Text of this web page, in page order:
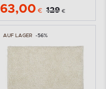
63,00 € 129 €
AUF LAGER -56%